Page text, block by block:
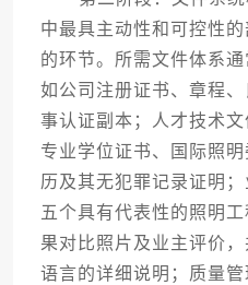
中最具主动性和可控性
的环节。所需文件体系
如公司注册证书、章程
事认证副本；人才技术
专业学位证书、国际照
历及其无犯罪记录证明
五个具有代表性的照明
果对比照片及业主评价
语言的详细说明；质量